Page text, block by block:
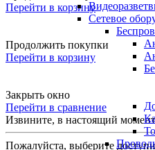
Сетевое
Перейти в корзину
Продолжить покупки
Перейти в корзину
Закрыть окно
Перейти в сравнение
Извините, в настоящий
Пожалуйста, выберите